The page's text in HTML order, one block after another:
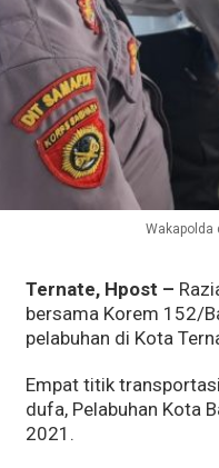
Wakapolda
Ternate, Hpost –
bersama Korem 152/
pelabuhan di Kota
Empat titik
dufa, Pelabuhan Kota
2021.